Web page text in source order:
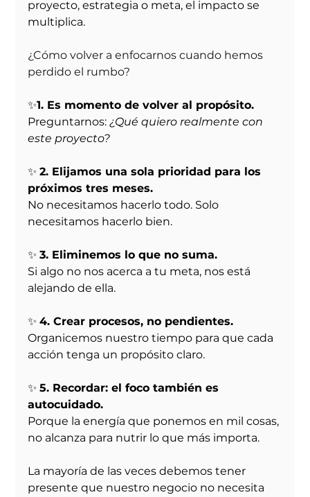
proyecto, estrategia o meta, el impacto se
multiplica.
¿Cómo volver a enfocarnos cuando hemos
perdido el rumbo?
✨1. Es momento de volver al propósito.
Preguntarnos: ¿Qué quiero realmente con
este proyecto?
✨ 2. Elijamos una sola prioridad para los
próximos tres meses.
No necesitamos hacerlo todo. Solo
necesitamos hacerlo bien.
✨ 3. Eliminemos lo que no suma.
Si algo no nos acerca a tu meta, nos está
alejando de ella.
✨ 4. Crear procesos, no pendientes.
Organicemos nuestro tiempo para que cada
acción tenga un propósito claro.
✨ 5. Recordar: el foco también es
autocuidado.
Porque la energía que ponemos en mil cosas,
no alcanza para nutrir lo que más importa.
La mayoría de las veces debemos tener
presente que nuestro negocio no necesita